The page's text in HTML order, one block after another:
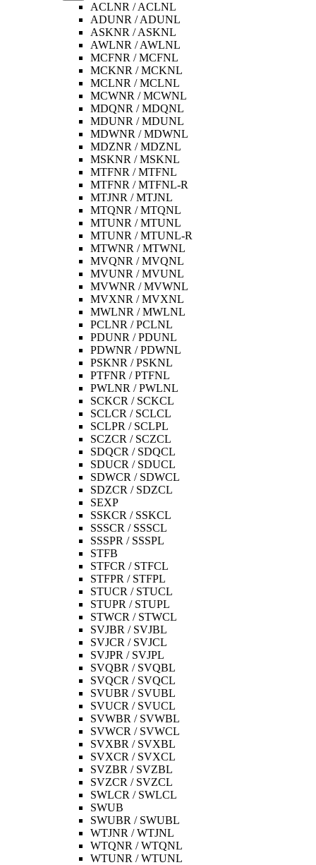
ACLNR / ACLNL
ADUNR / ADUNL
ASKNR / ASKNL
AWLNR / AWLNL
MCFNR / MCFNL
MCKNR / MCKNL
MCLNR / MCLNL
MCWNR / MCWNL
MDQNR / MDQNL
MDUNR / MDUNL
MDWNR / MDWNL
MDZNR / MDZNL
MSKNR / MSKNL
MTFNR / MTFNL
MTFNR / MTFNL-R
MTJNR / MTJNL
MTQNR / MTQNL
MTUNR / MTUNL
MTUNR / MTUNL-R
MTWNR / MTWNL
MVQNR / MVQNL
MVUNR / MVUNL
MVWNR / MVWNL
MVXNR / MVXNL
MWLNR / MWLNL
PCLNR / PCLNL
PDUNR / PDUNL
PDWNR / PDWNL
PSKNR / PSKNL
PTFNR / PTFNL
PWLNR / PWLNL
SCKCR / SCKCL
SCLCR / SCLCL
SCLPR / SCLPL
SCZCR / SCZCL
SDQCR / SDQCL
SDUCR / SDUCL
SDWCR / SDWCL
SDZCR / SDZCL
SEXP
SSKCR / SSKCL
SSSCR / SSSCL
SSSPR / SSSPL
STFB
STFCR / STFCL
STFPR / STFPL
STUCR / STUCL
STUPR / STUPL
STWCR / STWCL
SVJBR / SVJBL
SVJCR / SVJCL
SVJPR / SVJPL
SVQBR / SVQBL
SVQCR / SVQCL
SVUBR / SVUBL
SVUCR / SVUCL
SVWBR / SVWBL
SVWCR / SVWCL
SVXBR / SVXBL
SVXCR / SVXCL
SVZBR / SVZBL
SVZCR / SVZCL
SWLCR / SWLCL
SWUB
SWUBR / SWUBL
WTJNR / WTJNL
WTQNR / WTQNL
WTUNR / WTUNL